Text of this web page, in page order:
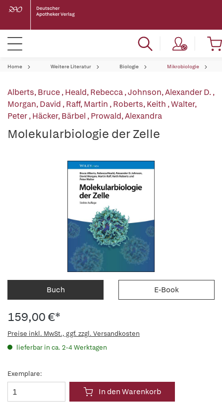
Home Weitere Literatur Biologie Mikrobiologie
Alberts, Bruce,Heald, Rebecca,Johnson, Alexander D.,
Morgan, David ,Raff, Martin ,Roberts, Keith ,Walter,
Peter,Häcker, Bärbel ,Prowald, Alexandra
Molekularbiologie der Zelle
Buch E-Book
159,00 €*
Preise inkl. MwSt., ggf. zzgl. Versandkosten
lieferbar in ca. 2-4 Werktagen
Exemplare:
In den Warenkorb